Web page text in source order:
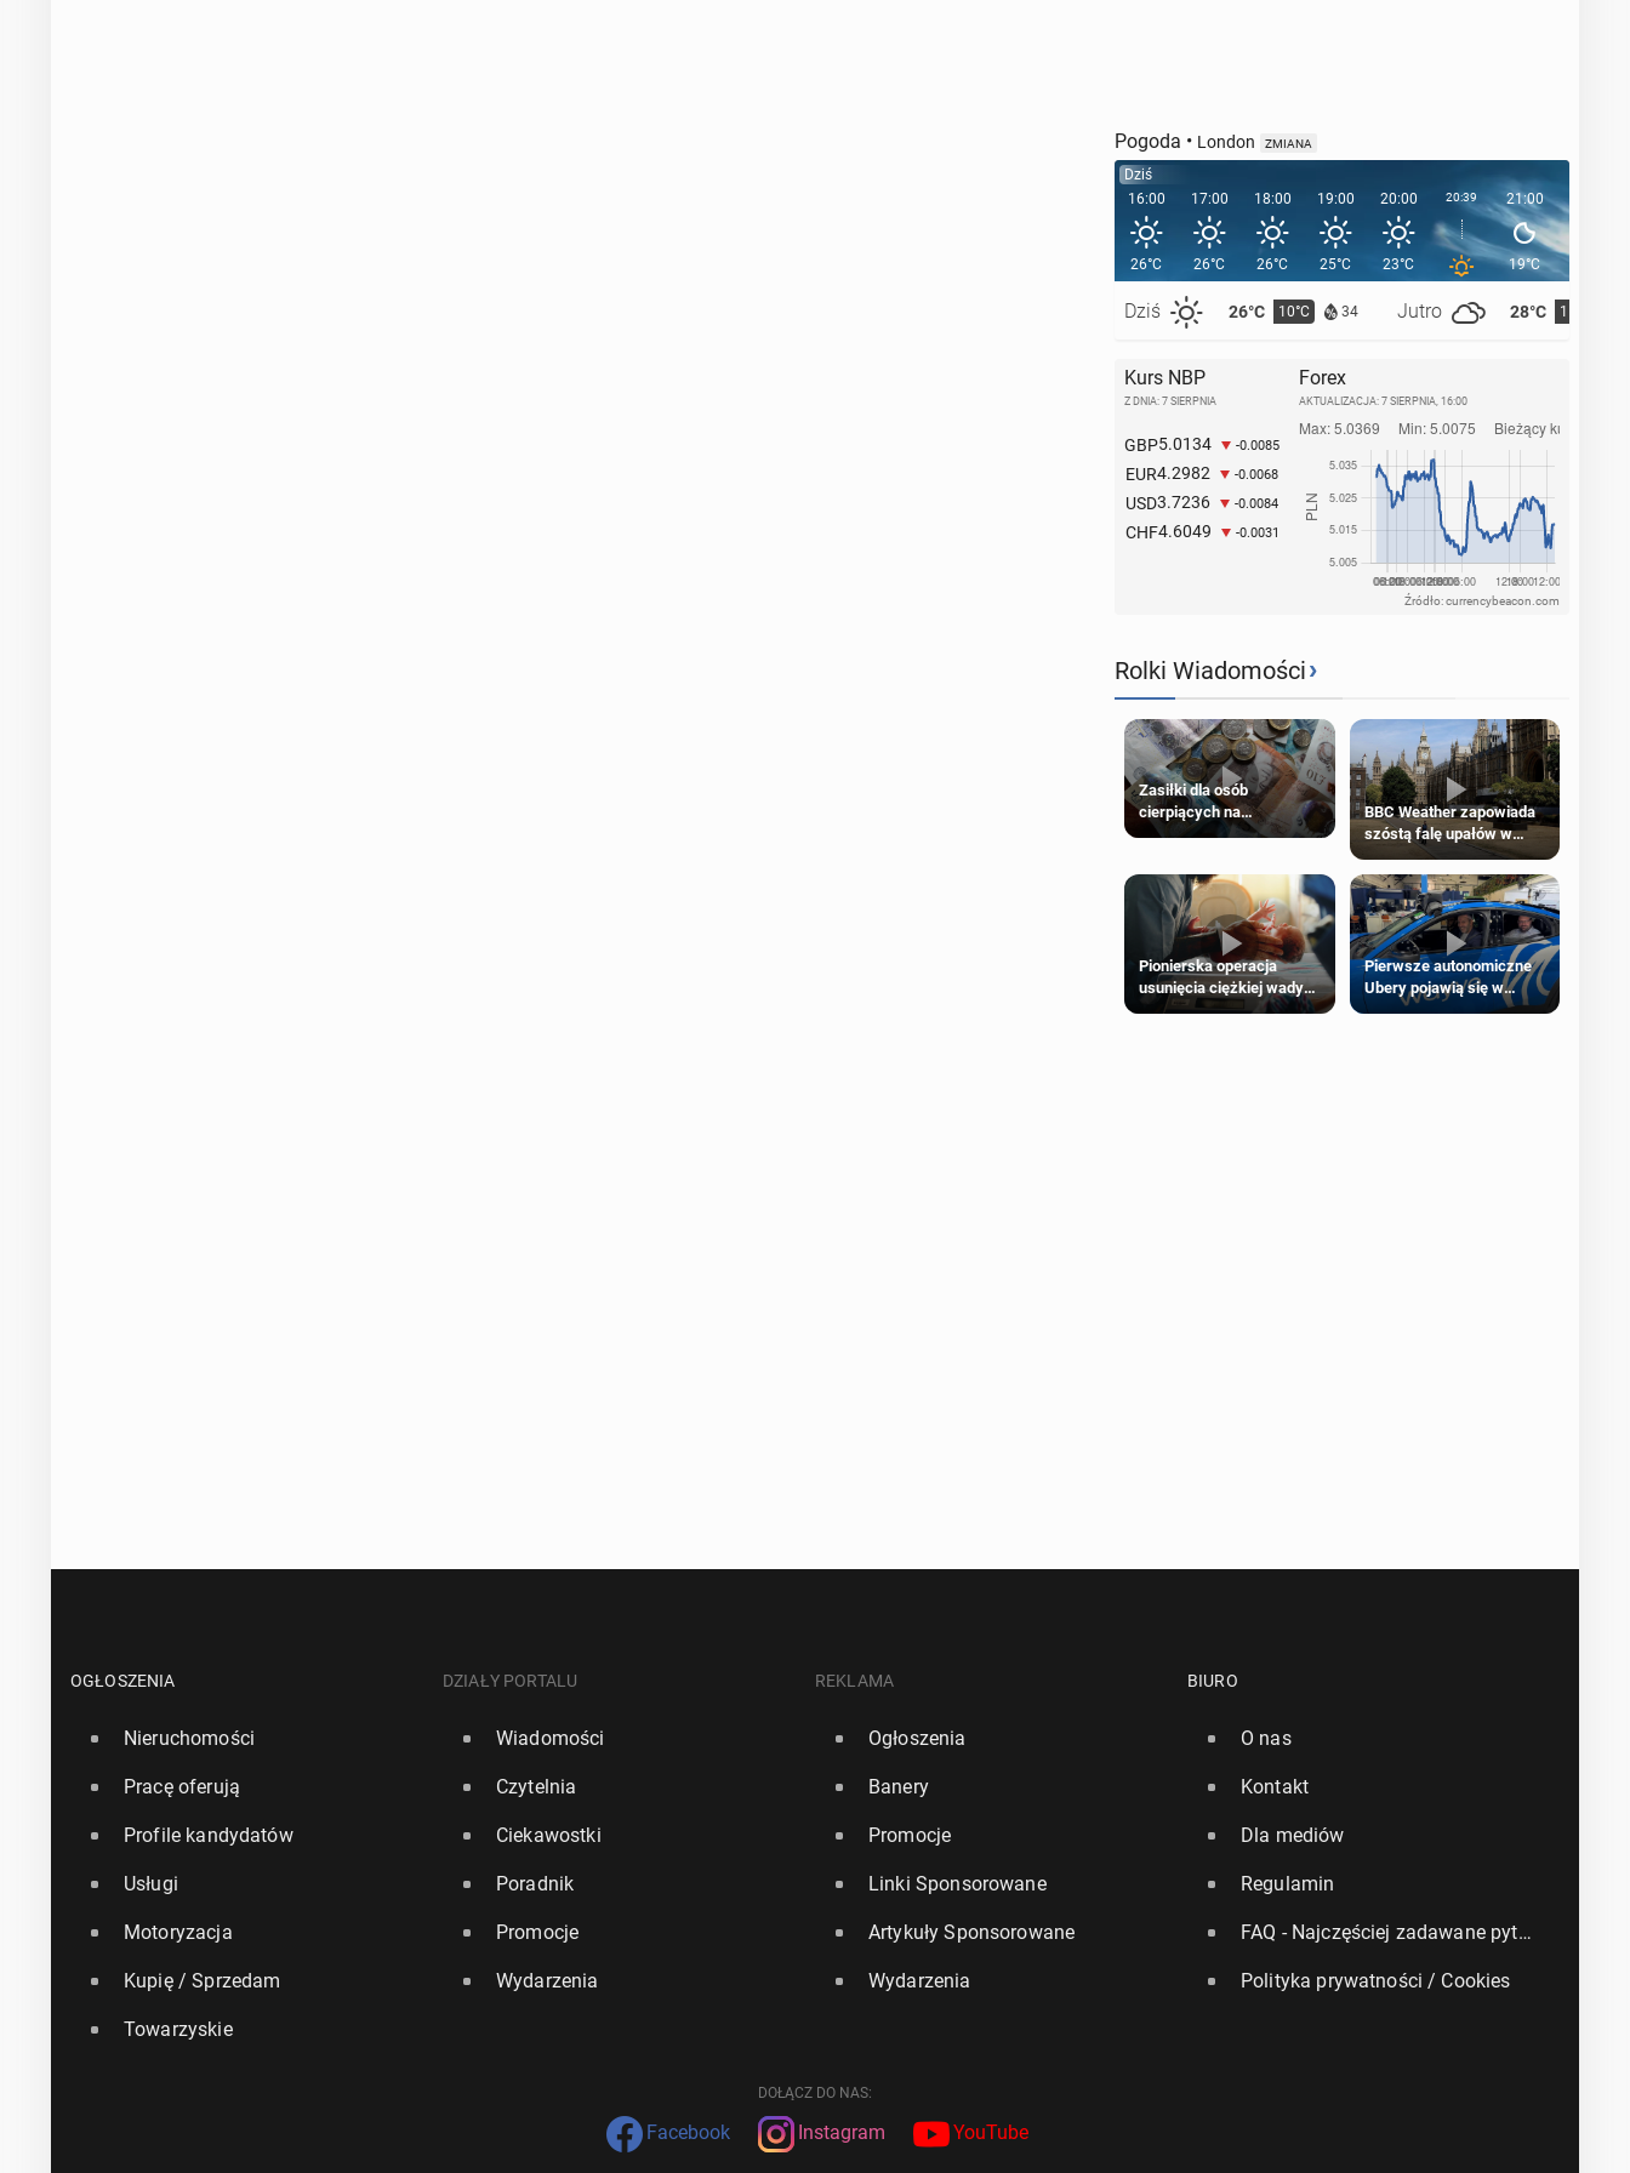
Pogoda • London ZMIANA
Dziś
16:00
26°C
Dziś 26°C 10°C 34 Jutro 28°C 11°C
17:00
26°C
18:00
26°C
19:00
25°C
20:00
23°C
20:39 21:00
19°C
22:00
Kurs NBP
Z DNIA: 7 SIERPNIA
GBP5.0134 -0.0085
EUR4.2982 -0.0068
USD3.7236 -0.0084
CHF4.6049 -0.0031
Forex
AKTUALIZACJA: 7 SIERPNIA, 16:00
Źródło: currencybeacon.com
Rolki Wiadomości›
Zasiłki dla osób
cierpiących na
schorzenia psychiczne
BBC Weather zapowiada
szóstą falę upałów w
Pionierska operacja
usunięcia ciężkiej wady
wrodzonej płodu w łonie
Pierwsze autonomiczne
Ubery pojawią się w
Londynie jeszcze tego
OGŁOSZENIA
Nieruchomości
Pracę oferują
Profile kandydatów
Usługi
Motoryzacja
Kupię / Sprzedam
Towarzyskie
DZIAŁY PORTALU
Wiadomości
Czytelnia
Ciekawostki
Poradnik
Promocje
Wydarzenia
REKLAMA
Ogłoszenia
Banery
Promocje
Linki Sponsorowane
Artykuły Sponsorowane
Wydarzenia
BIURO
O nas
Kontakt
Dla mediów
Regulamin
FAQ - Najczęściej zadawane pytania
Polityka prywatności / Cookies
DOŁĄCZ DO NAS:
Facebook Instagram YouTube